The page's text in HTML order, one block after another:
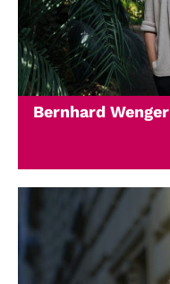
Bernhard Wenger